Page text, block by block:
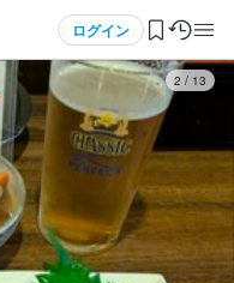
ログイン
登録
3 / 13
ススタッフ
ッフ
へ進む